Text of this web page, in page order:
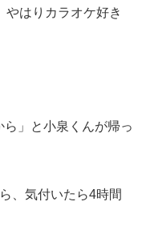
やはりカラオケ好き
」と小泉くんが帰っ
、気付いたら4時間